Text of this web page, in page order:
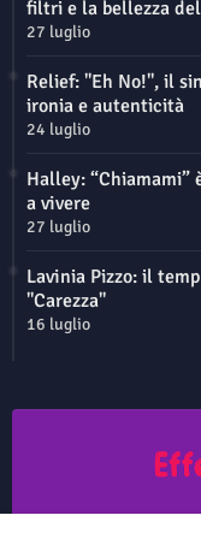
filtri e la bellezza
27 luglio
Relief: "Eh No!", il
ironia e autenticità
24 luglio
Halley:
a vivere
27 luglio
Lavinia Pizzo: il
"Carezza"
16 luglio